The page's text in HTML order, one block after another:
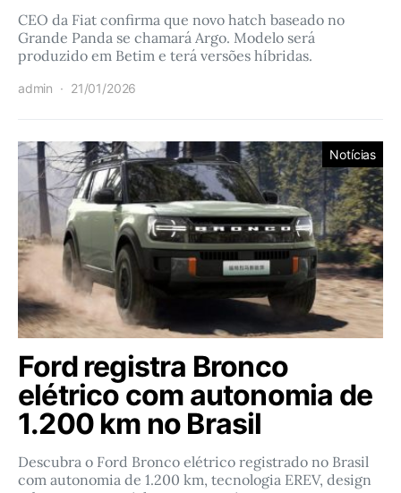
CEO da Fiat confirma que novo hatch baseado no
Grande Panda se chamará Argo. Modelo será
produzido em Betim e terá versões híbridas.
admin 21/01/2026
Notícias
Ford registra Bronco
elétrico com autonomia de
1.200 km no Brasil
Descubra o Ford Bronco elétrico registrado no Brasil
com autonomia de 1.200 km, tecnologia EREV, design